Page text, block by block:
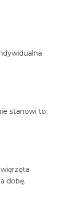
stanowi to
dobę.